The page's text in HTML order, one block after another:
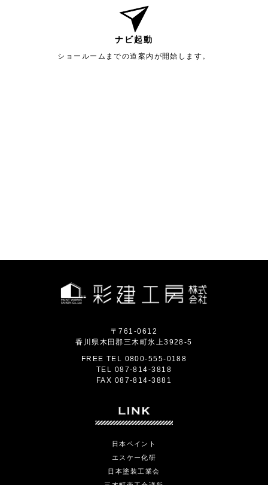
ナビ起動
ショールームまでの道案内が開始します。
〒761-0612
香川県木田郡三木町氷上3928-5
FREE TEL 0800-555-0188
TEL 087-814-3818
FAX 087-814-3881
日本ペイント
エスケー化研
日本塗装工業会